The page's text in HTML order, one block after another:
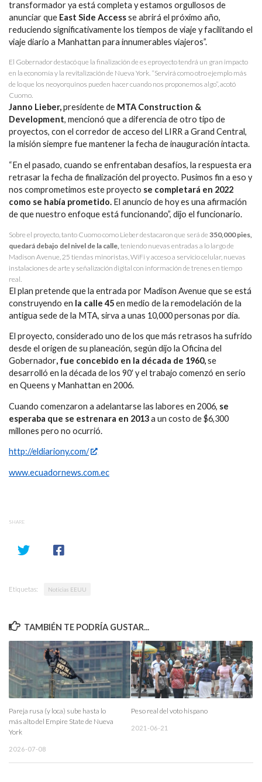
transformador ya está completa y estamos orgullosos de
anunciar que East Side Accessse abrirá el próximo año,
reduciendo significativamente los tiempos de viaje y facilitando el
viaje diario a Manhattan para innumerables viajeros”.
El Gobernador destacó que la finalización de es eproyecto tendrá un gran impacto
en la economía y la revitalización de Nueva York. “Servirá como otro ejemplo más
de lo que los neoyorquinos pueden hacer cuando nos proponemos algo”, acotó
Cuomo.
Janno Lieber,presidente de MTA Construction &
Development, mencionó que a diferencia de otro tipo de
proyectos, con el corredor de acceso del LIRR a Grand Central,
la misión siempre fue mantener la fecha de inauguración intacta.
“En el pasado, cuando se enfrentaban desafíos, la respuesta era
retrasar la fecha de finalización del proyecto. Pusimos fin a eso y
nos comprometimos este proyecto se completará en 2022
como se había prometido. El anuncio de hoy es una afirmación
de que nuestro enfoque está funcionando”, dijo el funcionario.
Sobre el proyecto, tanto Cuomo como Lieber destacaron que será de 350,000 pies,
quedará debajo del nivel de la calle, teniendo nuevas entradas a lo largo de
Madison Avenue, 25 tiendas minoristas, WiFi y acceso a servicio celular, nuevas
instalaciones de arte y señalización digital con información de trenes en tiempo
real.
El plan pretende que la entrada por Madison Avenue que se está
construyendo en la calle 45en medio de la remodelación de la
antigua sede de la MTA, sirva a unas 10,000 personas por día.
El proyecto, considerado uno de los que más retrasos ha sufrido
desde el origen de su planeación, según dijo la Oficina del
Gobernador, fue concebido en la década de 1960,se
desarrolló en la década de los 90′ y el trabajo comenzó en serio
en Queens y Manhattan en 2006.
Cuando comenzaron a adelantarse las labores en 2006, se
esperaba que se estrenara en 2013a un costo de $6,300
millones pero no ocurrió.
http://eldiariony.com/
www.ecuadornews.com.ec
SHARE
Etiquetas: Noticias EEUU
TAMBIÉN TE PODRÍA GUSTAR...
Pareja rusa (y loca) sube hasta lo
más alto del Empire State de Nueva
York
2026-07-08
Peso real del voto hispano
2021-06-21